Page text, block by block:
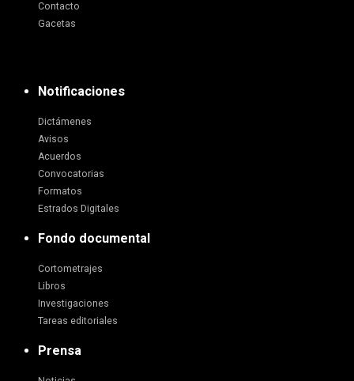
Contacto
Gacetas
Notificaciones
Dictámenes
Avisos
Acuerdos
Convocatorias
Formatos
Estrados Digitales
Fondo documental
Cortometrajes
Libros
Investigaciones
Tareas editoriales
Prensa